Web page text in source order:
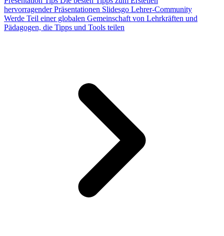
hervorragender Präsentationen Slidesgo Lehrer-Community
Werde Teil einer globalen Gemeinschaft von Lehrkräften und
Pädagogen, die Tipps und Tools teilen